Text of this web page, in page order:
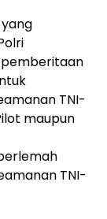
TNI-
maupun
TNI-